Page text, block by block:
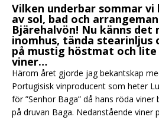
Vilken underbar sommar
av sol, bad och
Bjärehalvön! Nu känns
inomhus, tända stearinljus
på mustig höstmat och
viner…
Härom året gjorde jag bekantskap
Portugisisk vinproducent som heter
för ”Senhor Baga” då hans röda viner
på druvan Baga. Nedanstående viner